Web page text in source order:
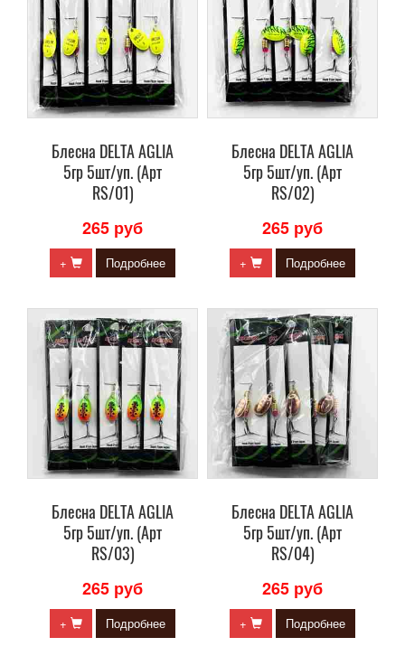
Блесна DELTA AGLIA
5гр 5шт/уп. (Арт
RS/01)
265 руб
+ Подробнее
Блесна DELTA AGLIA
5гр 5шт/уп. (Арт
RS/02)
265 руб
+ Подробнее
Блесна DELTA AGLIA
5гр 5шт/уп. (Арт
RS/03)
265 руб
+ Подробнее
Блесна DELTA AGLIA
5гр 5шт/уп. (Арт
RS/04)
265 руб
+ Подробнее